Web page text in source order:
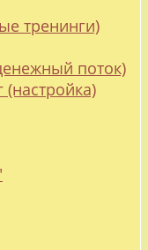
тренинги)
поток)